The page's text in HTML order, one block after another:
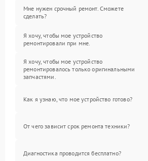
Мне нужен срочный ремонт. Сможете
сделать?
Я хочу, чтобы мое устройство
ремонтировали при мне.
Я хочу, чтобы мое устройство
ремонтировалось только оригинальными
запчастями.
Как я узнаю, что мое устройство готово?
От чего зависит срок ремонта техники?
Диагностика проводится бесплатно?